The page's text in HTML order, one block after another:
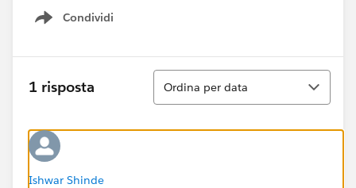
Condividi
Show menu
1 risposta
Ordina
Ordina per data
Ishwar Shinde